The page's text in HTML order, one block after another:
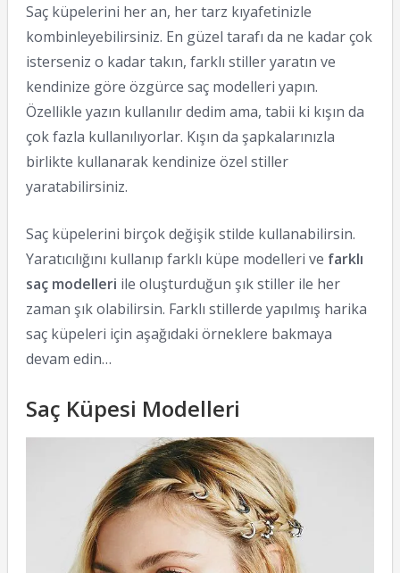
Saç küpelerini her an, her tarz kıyafetinizle
kombinleyebilirsiniz. En güzel tarafı da ne kadar çok
isterseniz o kadar takın, farklı stiller yaratın ve
kendinize göre özgürce saç modelleri yapın.
Özellikle yazın kullanılır dedim ama, tabii ki kışın da
çok fazla kullanılıyorlar. Kışın da şapkalarınızla
birlikte kullanarak kendinize özel stiller
yaratabilirsiniz.
Saç küpelerini birçok değişik stilde kullanabilirsin.
Yaratıcılığını kullanıp farklı küpe modelleri ve farklı
saç modelleri ile oluşturduğun şık stiller ile her
zaman şık olabilirsin. Farklı stillerde yapılmış harika
saç küpeleri için aşağıdaki örneklere bakmaya
devam edin…
Saç Küpesi Modelleri